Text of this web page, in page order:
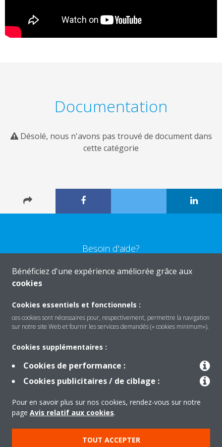
Documentation
Désolé, nous n'avons pas trouvé de document dans
cette catégorie
Besoin d'aide?
CONTACTEZ-NOUS
À propos de Daikin
Bénéficiez d'une expérience améliorée grâce aux
cookies
Cookies essentiels et fonctionnels :
ces cookies sont nécessaires pour, respectivement, permettre la navigation
sur notre site Web et fournir les services demandés (« cookies minimum»).
Cookies supplémentaires :
Cookies de performance :
Cookies publicitaires / de ciblage :
Pour en savoir plus sur nos cookies, rendez-vous sur notre
page Avis relatif aux cookies.
TOUT ACCEPTER